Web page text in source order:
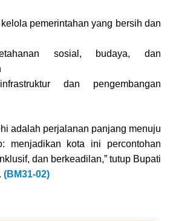
pemerintahan yang bersih dan
sosial, budaya, dan
dan pengembangan
adalah perjalanan panjang menuju
menjadikan kota ini percontohan
dan berkeadilan,” tutup Bupati
(BM31-02)